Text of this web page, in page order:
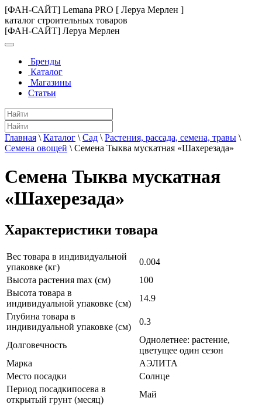
[ФАН-САЙТ] Lemana PRO [ Леруа Мерлен ]
каталог строительных товаров
[ФАН-САЙТ] Леруа Мерлен
Бренды
Каталог
Магазины
Статьи
Главная \ Каталог \ Сад \ Растения, рассада, семена, травы \
Семена овощей \ Семена Тыква мускатная «Шахерезада»
Семена Тыква мускатная
«Шахерезада»
Характеристики товара
Вес товара в индивидуальной
упаковке (кг)
0.004
Высота растения max (см)
100
Высота товара в
индивидуальной упаковке (см)
14.9
Глубина товара в
индивидуальной упаковке (см)
0.3
Долговечность
Однолетнее: растение,
цветущее один сезон
Марка
АЭЛИТА
Место посадки
Солнце
Период посадкипосева в
открытый грунт (месяц)
Май